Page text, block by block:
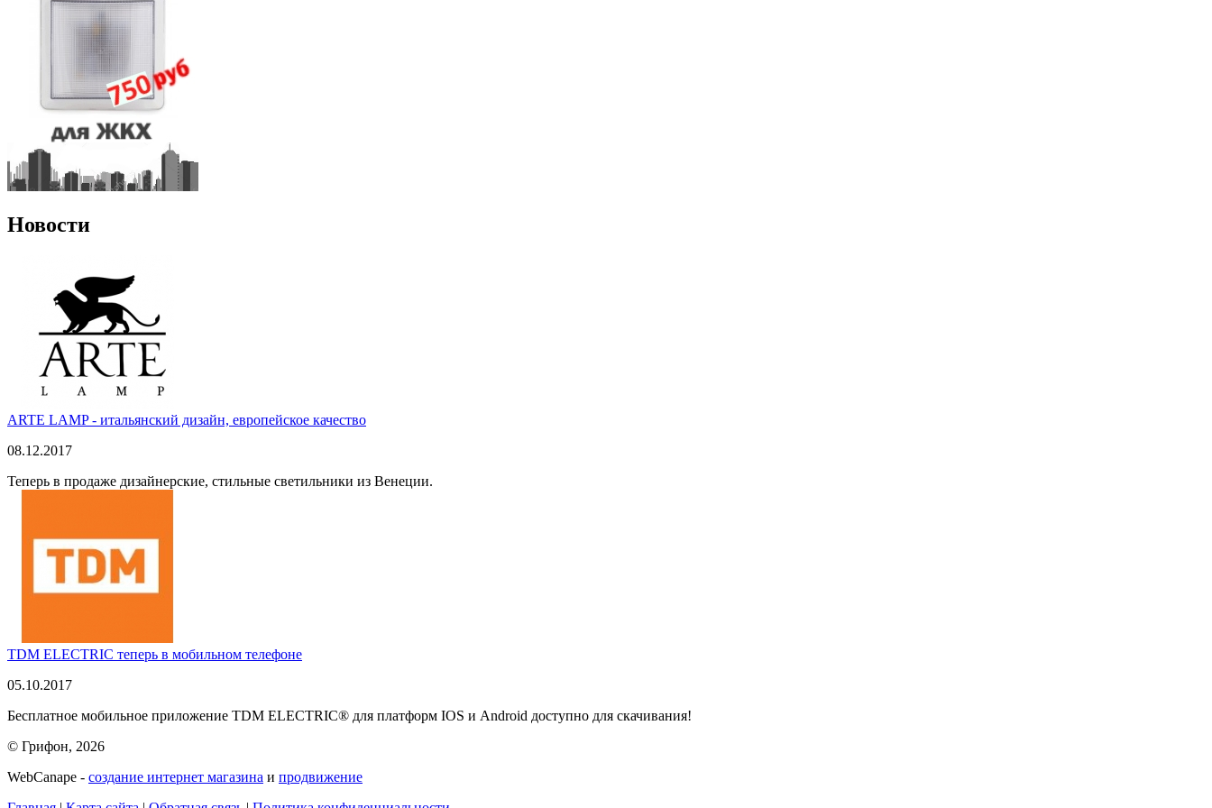
Новости
ARTE LAMP - итальянский дизайн, европейское качество
08.12.2017
Теперь в продаже дизайнерские, стильные светильники из Венеции.
TDM ELECTRIC теперь в мобильном телефоне
05.10.2017
Бесплатное мобильное приложение TDM ELECTRIC® для платформ IOS и Android доступно для скачивания!
© Грифон, 2026
WebCanape - создание интернет магазина и продвижение